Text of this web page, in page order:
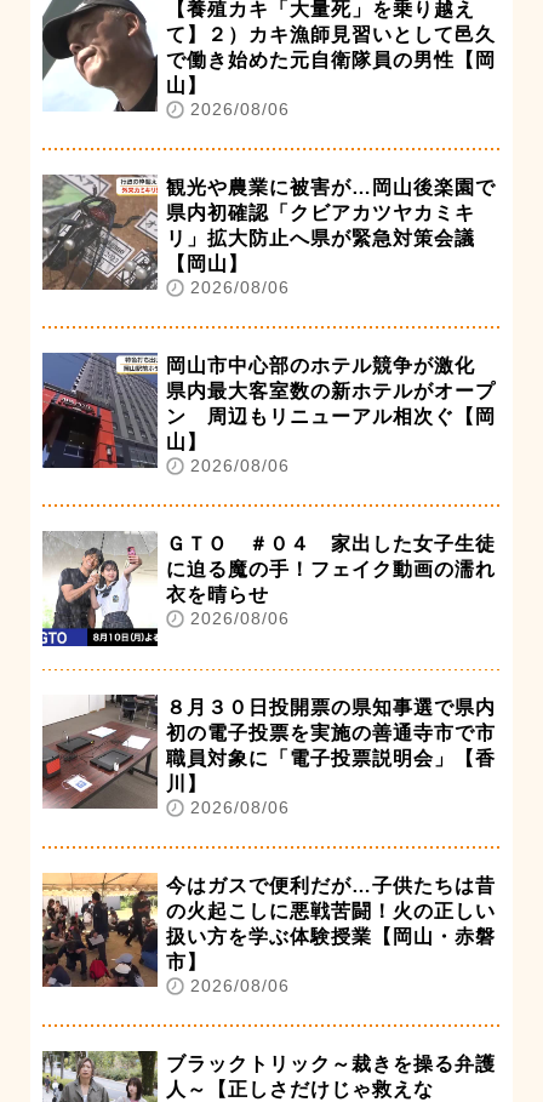
【養殖カキ「大量死」を乗り越え
て】２）カキ漁師見習いとして邑久
で働き始めた元自衛隊員の男性【岡
山】
2026/08/06
観光や農業に被害が…岡山後楽園で
県内初確認「クビアカツヤカミキ
リ」拡大防止へ県が緊急対策会議
【岡山】
2026/08/06
岡山市中心部のホテル競争が激化
県内最大客室数の新ホテルがオープ
ン 周辺もリニューアル相次ぐ【岡
山】
2026/08/06
ＧＴＯ ＃０４ 家出した女子生徒
に迫る魔の手！フェイク動画の濡れ
衣を晴らせ
2026/08/06
８月３０日投開票の県知事選で県内
初の電子投票を実施の善通寺市で市
職員対象に「電子投票説明会」【香
川】
2026/08/06
今はガスで便利だが…子供たちは昔
の火起こしに悪戦苦闘！火の正しい
扱い方を学ぶ体験授業【岡山・赤磐
市】
2026/08/06
ブラックトリック～裁きを操る弁護
人～【正しさだけじゃ救えな